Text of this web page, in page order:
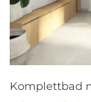
Komplettbad